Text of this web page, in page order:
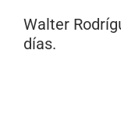
Walter
días.